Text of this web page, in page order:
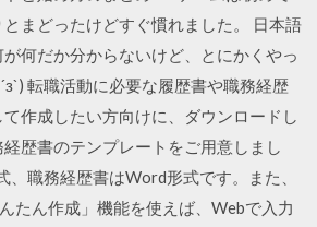
まどったけどすぐ慣れました。 日本語
何だか分からないけど、とにかくやっ
転職活動に必要な履歴書や職務経歴
作成したい方向けに、ダウンロードし
歴書のテンプレートをご用意しまし
、職務経歴書はWord形式です。また、
たん作成」機能を使えば、Webで入力